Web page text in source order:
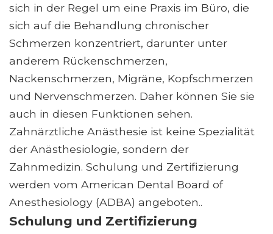
sich in der Regel um eine Praxis im Büro, die
sich auf die Behandlung chronischer
Schmerzen konzentriert, darunter unter
anderem Rückenschmerzen,
Nackenschmerzen, Migräne, Kopfschmerzen
und Nervenschmerzen. Daher können Sie sie
auch in diesen Funktionen sehen.
Zahnärztliche Anästhesie ist keine Spezialität
der Anästhesiologie, sondern der
Zahnmedizin. Schulung und Zertifizierung
werden vom American Dental Board of
Anesthesiology (ADBA) angeboten..
Schulung und Zertifizierung